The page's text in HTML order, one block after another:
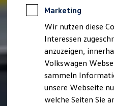
Software,
California App
VW Connect
VW Connect
VW Connect
VW Connect
Connect Pro
Fleet Interface
Multistop
Übersicht
Hilfreiches für
Marketing
Wir nutzen diese
Interessen
anzuzeigen,
Volkswagen
sammeln
unsere Webseite
welche Seiten Sie